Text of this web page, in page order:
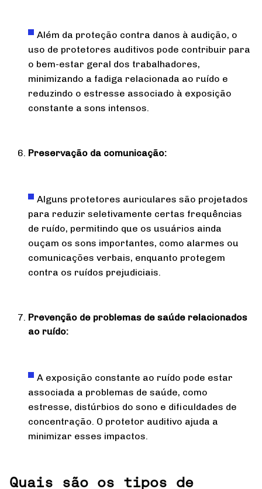
Além da proteção contra danos à audição, o
uso de protetores auditivos pode contribuir para
o bem-estar geral dos trabalhadores,
minimizando a fadiga relacionada ao ruído e
reduzindo o estresse associado à exposição
constante a sons intensos.
Preservação da comunicação:
Alguns protetores auriculares são projetados
para reduzir seletivamente certas frequências
de ruído, permitindo que os usuários ainda
ouçam os sons importantes, como alarmes ou
comunicações verbais, enquanto protegem
contra os ruídos prejudiciais.
Prevenção de problemas de saúde relacionados
ao ruído:
A exposição constante ao ruído pode estar
associada a problemas de saúde, como
estresse, distúrbios do sono e dificuldades de
concentração. O protetor auditivo ajuda a
minimizar esses impactos.
Quais são os tipos de